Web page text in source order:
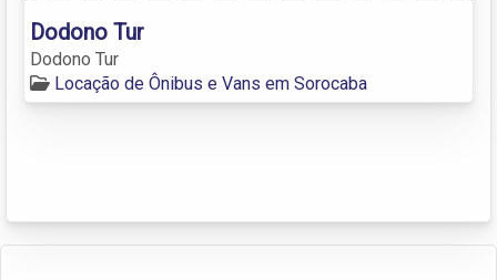
Dodono Tur
Dodono Tur
Locação de Ônibus e Vans em Sorocaba